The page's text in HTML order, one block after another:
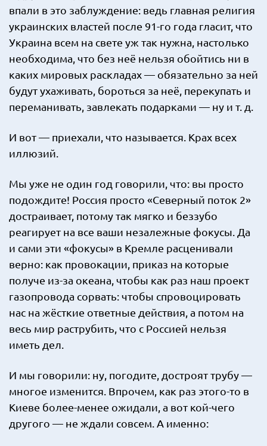
впали в это заблуждение: ведь главная религия
украинских властей после 91-го года гласит, что
Украина всем на свете уж так нужна, настолько
необходима, что без неё нельзя обойтись ни в
каких мировых раскладах — обязательно за ней
будут ухаживать, бороться за неё, перекупать и
переманивать, завлекать подарками — ну и т. д.
И вот — приехали, что называется. Крах всех
иллюзий.
Мы уже не один год говорили, что: вы просто
подождите! Россия просто «Северный поток 2»
достраивает, потому так мягко и беззубо
реагирует на все ваши незалежные фокусы. Да
и сами эти «фокусы» в Кремле расценивали
верно: как провокации, приказ на которые
получе из-за океана, чтобы как раз наш проект
газопровода сорвать: чтобы спровоцировать
нас на жёсткие ответные действия, а потом на
весь мир раструбить, что с Россией нельзя
иметь дел.
И мы говорили: ну, погодите, достроят трубу —
многое изменится. Впрочем, как раз этого-то в
Киеве более-менее ожидали, а вот кой-чего
другого — не ждали совсем. А именно: